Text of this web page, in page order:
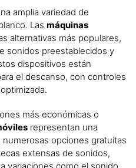
amplia variedad de
Las máquinas
alternativas más populares,
sonidos preestablecidos y
dispositivos están
el descanso, con controles
más económicas o
representan una
opciones gratuitas
extensas de sonidos,